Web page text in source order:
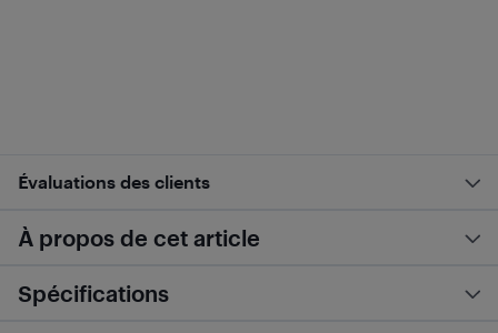
Évaluations des clients
À propos de cet article
Spécifications